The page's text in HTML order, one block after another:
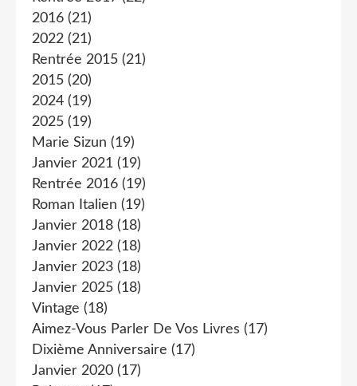
2016 (21)
2022 (21)
Rentrée 2015 (21)
2015 (20)
2024 (19)
2025 (19)
Marie Sizun (19)
Janvier 2021 (19)
Rentrée 2016 (19)
Roman Italien (19)
Janvier 2018 (18)
Janvier 2022 (18)
Janvier 2023 (18)
Janvier 2025 (18)
Vintage (18)
Aimez-Vous Parler De Vos Livres (17)
Dixième Anniversaire (17)
Janvier 2020 (17)